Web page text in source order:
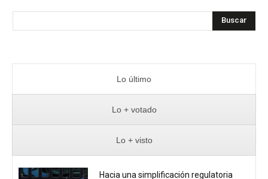
Buscar
Lo último
Lo + votado
Lo + visto
Hacia una simplificación regulatoria